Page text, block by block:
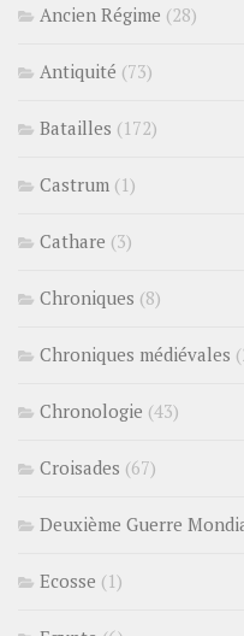
Ancien Régime (28)
Antiquité (73)
Batailles (172)
Castrum (1)
Cathare (3)
Chroniques (8)
Chroniques médiévales
Chronologie (43)
Croisades (67)
Deuxième Guerre
Ecosse (1)